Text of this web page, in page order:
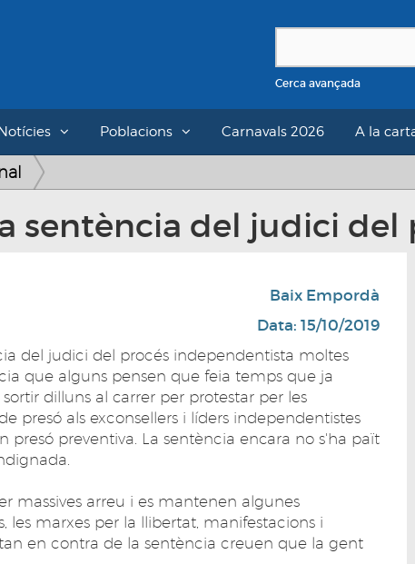
Cerca avançada
Poblacions Carnavals 2026 A la
sentència del judici del
Baix Empordà
Data: 15/10/2019
del judici del procés independentista moltes
que alguns pensen que feia temps que ja
dilluns al carrer per protestar per les
presó als exconsellers i líders independentistes
presó preventiva. La sentència encara no s'ha paït
massives arreu i es mantenen algunes
les marxes per la llibertat, manifestacions i
en contra de la sentència creuen que la gent